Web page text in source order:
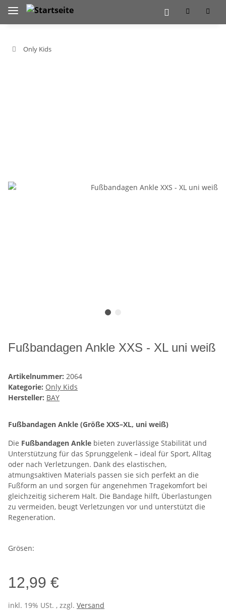
Only Kids
Fußbandagen Ankle XXS - XL uni weiß
Artikelnummer: 2064
Kategorie: Only Kids
Hersteller: BAY
Fußbandagen Ankle (Größe XXS–XL, uni weiß)
Die Fußbandagen Ankle bieten zuverlässige Stabilität und
Unterstützung für das Sprunggelenk – ideal für Sport, Alltag
oder nach Verletzungen. Dank des elastischen,
atmungsaktiven Materials passen sie sich perfekt an die
Fußform an und sorgen für angenehmen Tragekomfort bei
gleichzeitig sicherem Halt. Die Bandage hilft, Überlastungen
zu vermeiden, beugt Verletzungen vor und unterstützt die
Regeneration.
Grösen:
12,99 €
inkl. 19% USt. , zzgl. Versand